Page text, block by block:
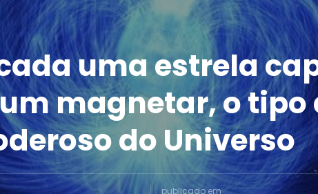
uma estrela
magnetar, o tipo
do Universo
publicado em